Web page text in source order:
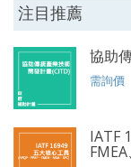
注目推薦
協助
需詢價
IATF